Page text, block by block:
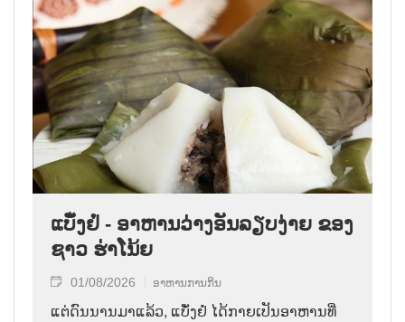
ແບັ໋ງຢໍ່ - ອາຫານວ່າງອັນລຽບງ່າຍ ຂອງ
ຊາວ ຮ່າໂນ້ຍ
01/08/2026 ອາຫານການກິນ
ແຕ່ດົນນານມາແລ້ວ, ແບັ໋ງຢໍ່ ໄດ້ກາຍເປັນອາຫານທີ່